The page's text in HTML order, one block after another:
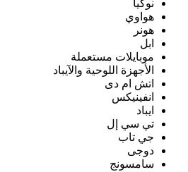
نوكيا
هواوي
هونر
ابل
موبايلات مستعملة
الأجهزة اللوحية والآيباد
اتش ام دى
انفينيكس
ايباد
تي سي إل
جي تاب
دوجى
سامسونج